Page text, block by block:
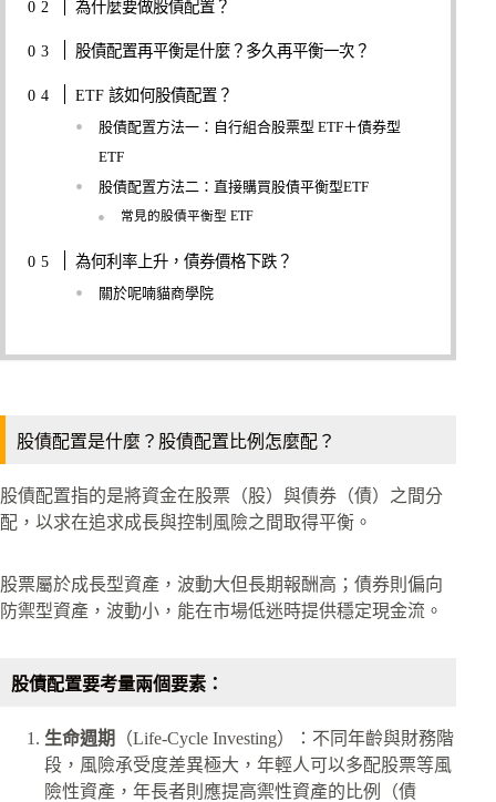
為什麼要做股債配置？
股債配置再平衡是什麼？多久再平衡一次？
ETF 該如何股債配置？
股債配置方法一：自行組合股票型 ETF＋債券型
ETF
股債配置方法二：直接購買股債平衡型ETF
常見的股債平衡型 ETF
為何利率上升，債券價格下跌？
關於呢喃貓商學院
股債配置是什麼？股債配置比例怎麼配？
股債配置指的是將資金在股票（股）與債券（債）之間分
配，以求在追求成長與控制風險之間取得平衡。
股票屬於成長型資產，波動大但長期報酬高；債券則偏向
防禦型資產，波動小，能在市場低迷時提供穩定現金流。
股債配置要考量兩個要素：
生命週期
（Life-Cycle Investing）：不同年齡與財務階
段，風險承受度差異極大，年輕人可以多配股票等風
險性資產，年長者則應提高禦性資產的比例（債